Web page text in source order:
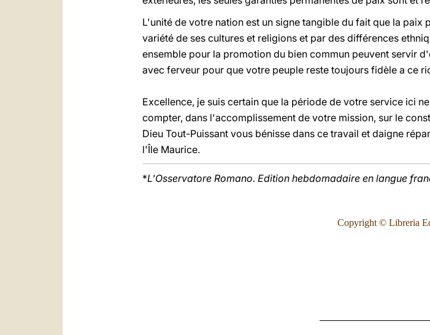
L'unité de votre nation est un signe tangible du fait que la paix
variété de ses cultures et religions et par des différences
ensemble pour la promotion du bien commun peuvent servir
avec ferveur pour que votre peuple reste toujours fidèle a ce
Excellence, je suis certain que la période de votre service ici
compter, dans l'accomplissement de votre mission, sur le
Dieu Tout-Puissant vous bénisse dans ce travail et daigne
l'Île Maurice.
*L'Osservatore Romano. Edition hebdomadaire en langue
Copyright © Libreria